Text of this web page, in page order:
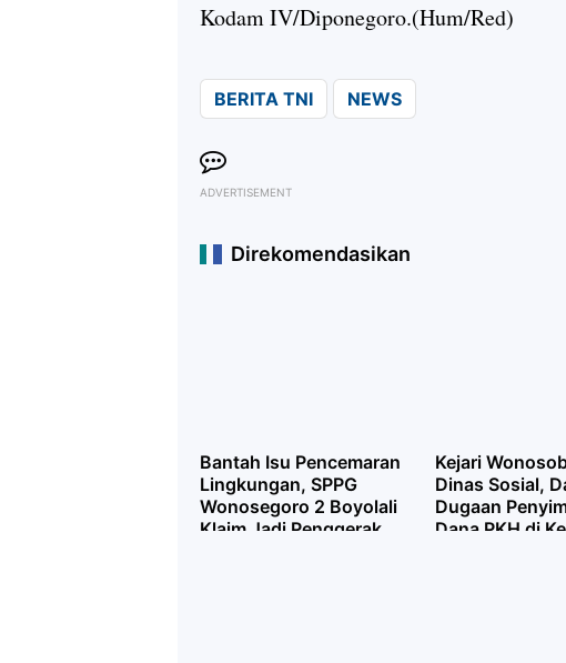
Kodam IV/Diponegoro.(Hum/Red)
BERITA TNI NEWS
ADVERTISEMENT
Direkomendasikan
Bantah Isu Pencemaran
Lingkungan, SPPG
Wonosegoro 2 Boyolali
Klaim Jadi Penggerak
Kejari
Dinas Sosial,
Dugaan
Dana PKH di